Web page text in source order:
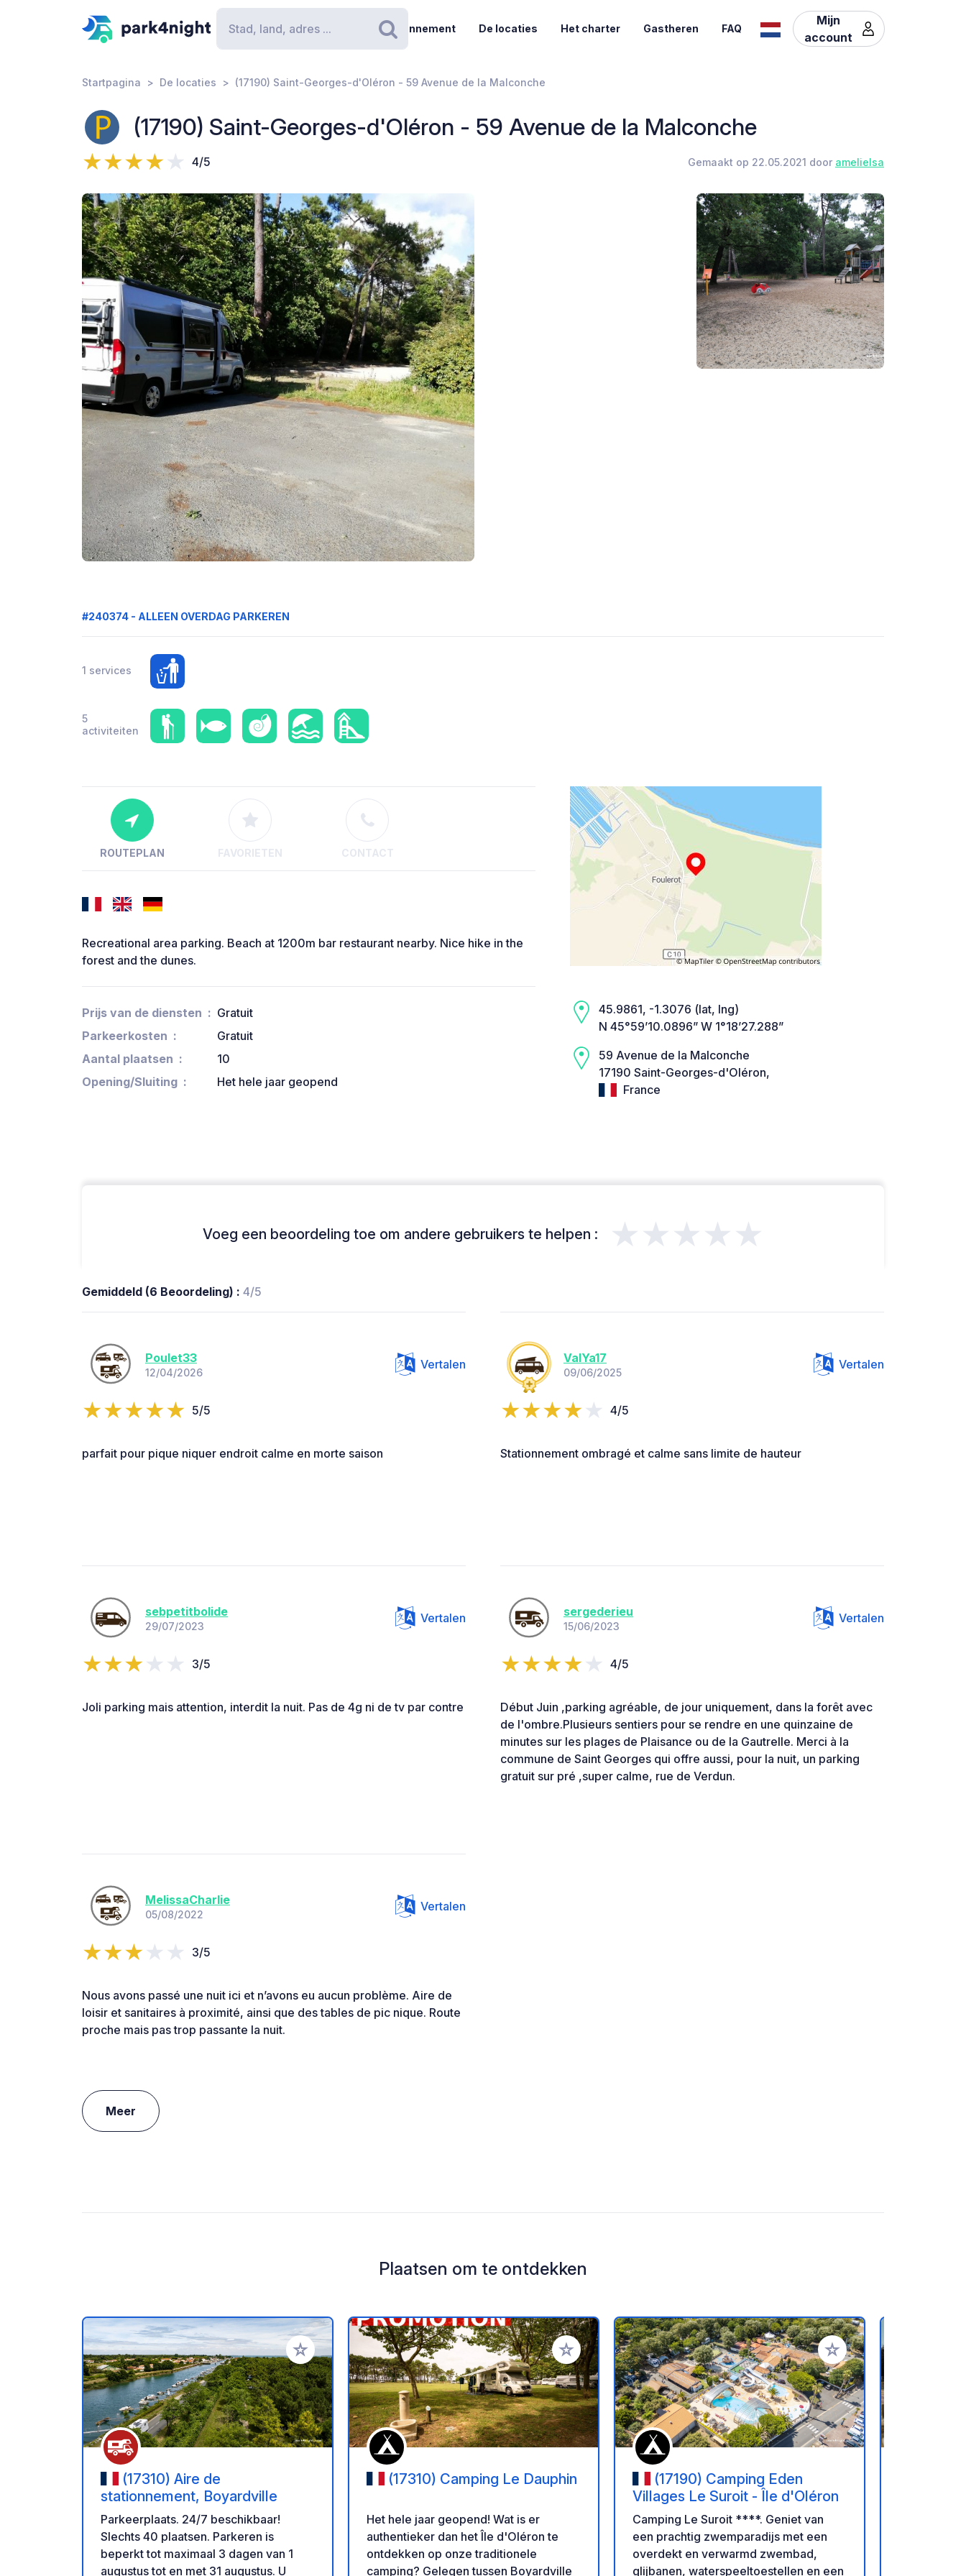
Zoeken
Abonnement De locaties Het charter Gastheren FAQ
Mijn
account
Startpagina De locaties (17190) Saint-Georges-d'Oléron - 59 Avenue de la Malconche
(17190) Saint-Georges-d'Oléron - 59 Avenue de la Malconche
4/5 Gemaakt op 22.05.2021 door amelielsa
#240374 - ALLEEN OVERDAG PARKEREN
1 services
5
activiteiten
ROUTEPLAN FAVORIETEN CONTACT
Recreational area parking. Beach at 1200m bar restaurant nearby. Nice hike in the
forest and the dunes.
Prijs van de diensten
Gratuit
Parkeerkosten
Gratuit
Aantal plaatsen
10
Opening/Sluiting
Het hele jaar geopend
45.9861, -1.3076 (lat, lng)
N 45°59’10.0896” W 1°18’27.288”
59 Avenue de la Malconche
17190 Saint-Georges-d'Oléron,
France
Voeg een beoordeling toe om andere gebruikers te helpen : ★★★★★
Gemiddeld (6 Beoordeling) : 4/5
Poulet33
12/04/2026
Vertalen
5/5
parfait pour pique niquer endroit calme en morte saison
ValYa17
09/06/2025
Vertalen
4/5
Stationnement ombragé et calme sans limite de hauteur
sebpetitbolide
29/07/2023
Vertalen
3/5
Joli parking mais attention, interdit la nuit. Pas de 4g ni de tv par contre
sergederieu
15/06/2023
Vertalen
4/5
Début Juin ,parking agréable, de jour uniquement, dans la forêt avec
de l'ombre.Plusieurs sentiers pour se rendre en une quinzaine de
minutes sur les plages de Plaisance ou de la Gautrelle. Merci à la
commune de Saint Georges qui offre aussi, pour la nuit, un parking
gratuit sur pré ,super calme, rue de Verdun.
MelissaCharlie
05/08/2022
Vertalen
3/5
Nous avons passé une nuit ici et n’avons eu aucun problème. Aire de
loisir et sanitaires à proximité, ainsi que des tables de pic nique. Route
proche mais pas trop passante la nuit.
Meer
Plaatsen om te ontdekken
Voeg toe aan je favorieten
(17310) Aire de
stationnement, Boyardville
Parkeerplaats. 24/7 beschikbaar!
Slechts 40 plaatsen. Parkeren is
beperkt tot maximaal 3 dagen van 1
augustus tot en met 31 augustus. U
Voeg toe aan je favorieten
(17310) Camping Le Dauphin
Het hele jaar geopend! Wat is er
authentieker dan het Île d'Oléron te
ontdekken op onze traditionele
camping? Gelegen tussen Boyardville
Voeg toe aan je favorieten
(17190) Camping Eden
Villages Le Suroit - Île d'Oléron
Camping Le Suroit ****. Geniet van
een prachtig zwemparadijs met een
overdekt en verwarmd zwembad,
glijbanen, waterspeeltoestellen en een